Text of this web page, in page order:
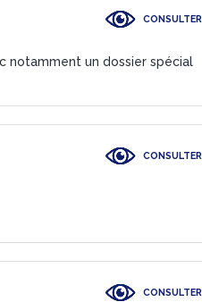
CONSULTER
notamment un dossier spécial
CONSULTER
CONSULTER